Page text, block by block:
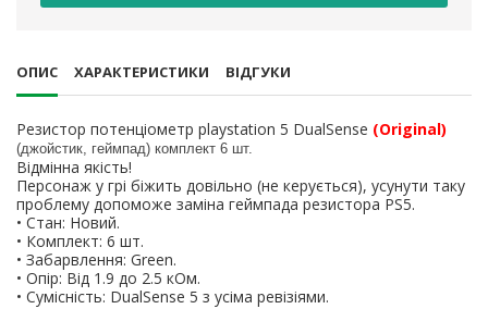
ОПИС ХАРАКТЕРИСТИКИ ВІДГУКИ
Резистор потенціометр playstation 5 DualSense (Original)
(джойстик, геймпад) комплект 6 шт.
Відмінна якість!
Персонаж у грі біжить довільно (не керується), усунути таку
проблему допоможе заміна геймпада резистора PS5.
• Стан: Новий.
• Комплект: 6 шт.
• Забарвлення: Green.
• Опір: Від 1.9 до 2.5 кОм.
• Сумісність: DualSense 5 з усіма ревізіями.